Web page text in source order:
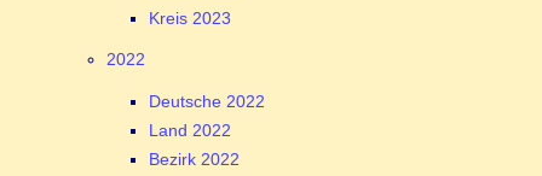
Kreis 2023
2022
Deutsche 2022
Land 2022
Bezirk 2022